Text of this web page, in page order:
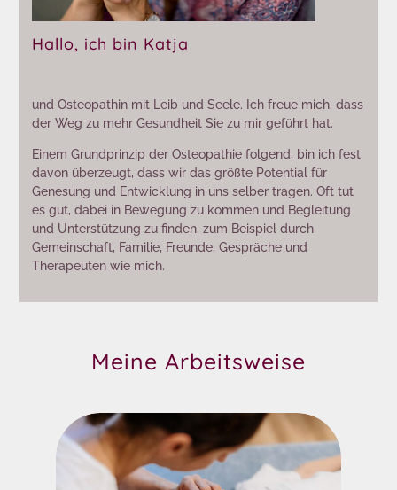
Hallo, ich bin Katja
und Osteopathin mit Leib und Seele. Ich freue mich, dass
der Weg zu mehr Gesundheit Sie zu mir geführt hat.
Einem Grundprinzip der Osteopathie folgend, bin ich fest
davon überzeugt, dass wir das größte Potential für
Genesung und Entwicklung in uns selber tragen. Oft tut
es gut, dabei in Bewegung zu kommen und Begleitung
und Unterstützung zu finden, zum Beispiel durch
Gemeinschaft, Familie, Freunde, Gespräche und
Therapeuten wie mich.
Meine Arbeitsweise